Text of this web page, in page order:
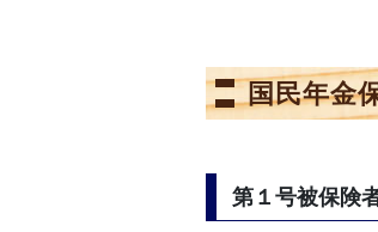
国民年金
第１号被保険